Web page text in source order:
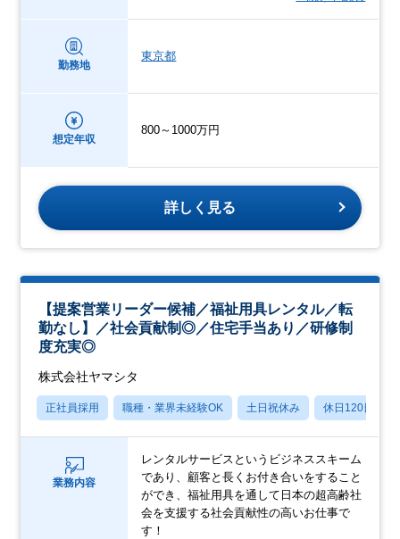
勤務地
東京都
想定年収
800～1000万円
詳しく見る
【提案営業リーダー候補／福祉用具レンタル／転
勤なし】／社会貢献制◎／住宅手当あり／研修制
度充実◎
株式会社ヤマシタ
正社員採用 職種・業界未経験OK 土日祝休み 休日120日以上
業務内容
レンタルサービスというビジネススキーム
であり、顧客と長くお付き合いをすること
ができ、福祉用具を通して日本の超高齢社
会を支援する社会貢献性の高いお仕事で
す！